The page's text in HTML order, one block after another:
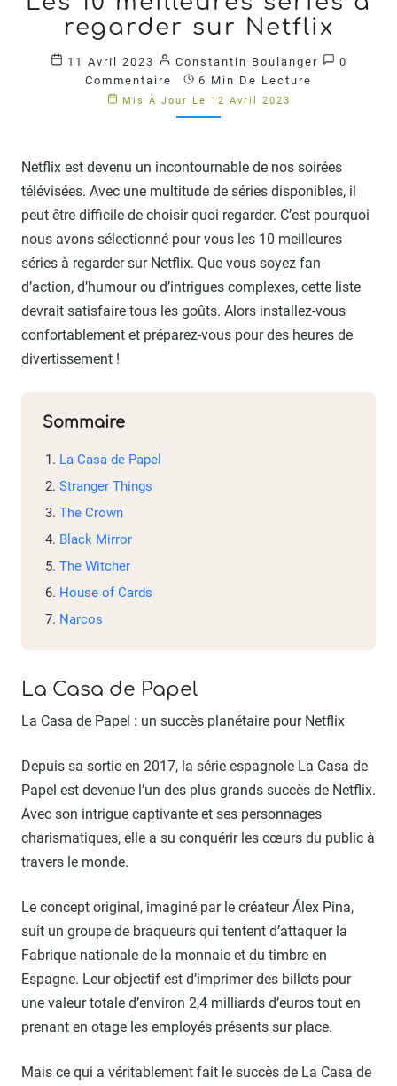
MEILLEURES
SÉRIES
À
REGARDER
SUR
NETFLIX
regarder sur Netflix
11 Avril 2023 Constantin Boulanger
0
Commentaire
6 Min De Lecture
Mis À Jour Le 12 Avril 2023
Netflix est devenu un incontournable de nos soirées
télévisées. Avec une multitude de séries disponibles, il
peut être difficile de choisir quoi regarder. C’est pourquoi
nous avons sélectionné pour vous les 10 meilleures
séries à regarder sur Netflix. Que vous soyez fan
d’action, d’humour ou d’intrigues complexes, cette liste
devrait satisfaire tous les goûts. Alors installez-vous
confortablement et préparez-vous pour des heures de
divertissement !
Sommaire
La Casa de Papel
Stranger Things
The Crown
Black Mirror
The Witcher
House of Cards
Narcos
La Casa de Papel
La Casa de Papel : un succès planétaire pour Netflix
Depuis sa sortie en 2017, la série espagnole La Casa de
Papel est devenue l’un des plus grands succès de Netflix.
Avec son intrigue captivante et ses personnages
charismatiques, elle a su conquérir les cœurs du public à
travers le monde.
Le concept original, imaginé par le créateur Álex Pina,
suit un groupe de braqueurs qui tentent d’attaquer la
Fabrique nationale de la monnaie et du timbre en
Espagne. Leur objectif est d’imprimer des billets pour
une valeur totale d’environ 2,4 milliards d’euros tout en
prenant en otage les employés présents sur place.
Mais ce qui a véritablement fait le succès de La Casa de